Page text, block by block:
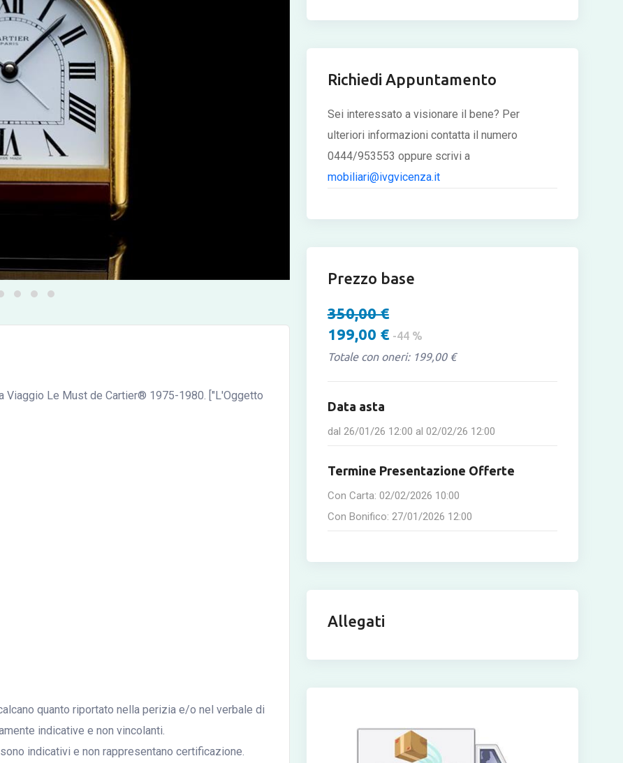
Viaggio Le Must de Cartier® 1975-1980. ["L'Oggetto
quanto riportato nella perizia e/o nel verbale di
indicative e non vincolanti.
indicativi e non rappresentano certificazione.
Richiedi Appuntamento
Sei interessato a visionare il bene? Per
ulteriori informazioni contatta il numero
0444/953553 oppure scrivi a
mobiliari@ivgvicenza.it
Prezzo base
350,00 €
199,00 € -44 %
Totale con oneri: 199,00 €
Data asta
dal 26/01/26 12:00 al 02/02/26 12:00
Termine Presentazione Offerte
Con Carta: 02/02/2026 10:00
Con Bonifico: 27/01/2026 12:00
Allegati